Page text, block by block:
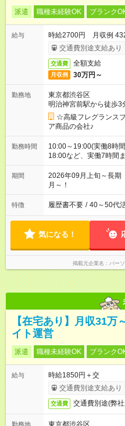
派遣 職種未経験OK ブランク
給与
時給2700円 月収例
交通費別途支給あり
交通費 全額支給
月収例 30万円～
勤務地
東京都渋谷区
明治神宮前駅から徒歩3
☆高級フレグランス
ア商品の会社♪
勤務時間
10:00～19:00(実働8時
18:00など、実働7時間
期間
2026年09月上旬～長
月～！
特徴 履歴書不要 / 40～50代
気になる！
掲載元企業名 パー
【在宅あり】月収31
イト運営
派遣 職種未経験OK ブランク
給与
時給1850円＋交
交通費別途支給あり
交通費 交通費別途(弊
勤務地
東京都渋谷区